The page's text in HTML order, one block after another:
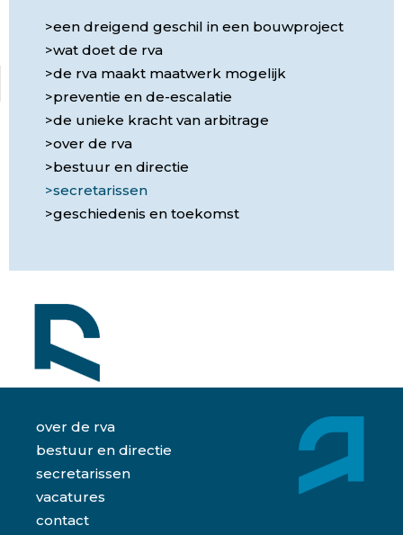
een dreigend geschil in een bouwproject
wat doet de rva
de rva maakt maatwerk mogelijk
preventie en de-escalatie
de unieke kracht van arbitrage
over de rva
bestuur en directie
secretarissen
geschiedenis en toekomst
over de rva
bestuur en directie
secretarissen
vacatures
contact